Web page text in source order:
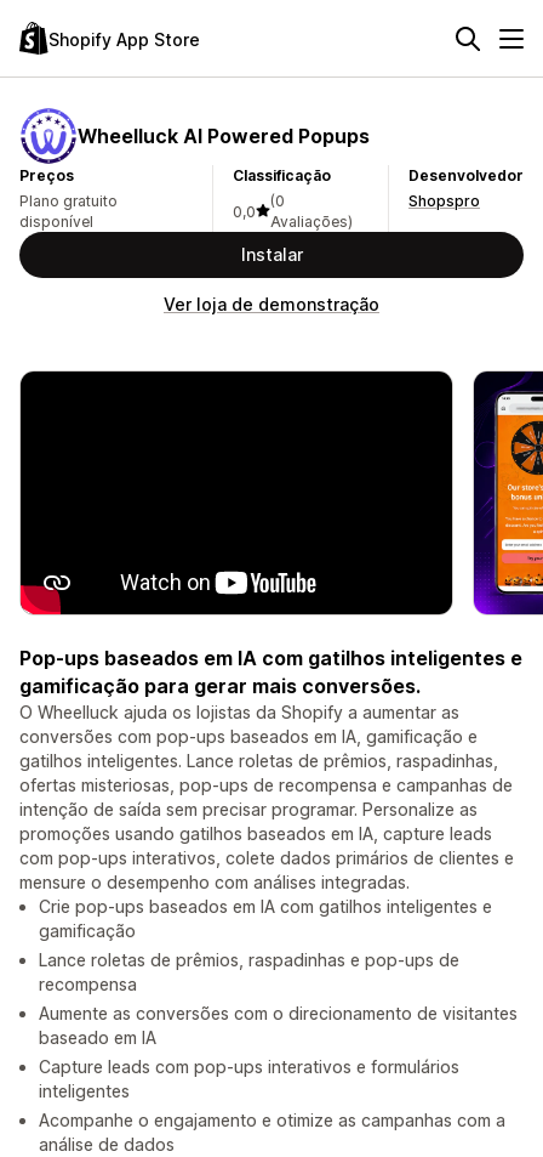
Shopify App Store
Wheelluck AI Powered Popups
Preços
Plano gratuito
disponível
Classificação
0,0
(0
Avaliações)
Desenvolvedor
Shopspro
Instalar
Ver loja de demonstração
Pop-ups baseados em IA com gatilhos inteligentes e
gamificação para gerar mais conversões.
O Wheelluck ajuda os lojistas da Shopify a aumentar as
conversões com pop-ups baseados em IA, gamificação e
gatilhos inteligentes. Lance roletas de prêmios, raspadinhas,
ofertas misteriosas, pop-ups de recompensa e campanhas de
intenção de saída sem precisar programar. Personalize as
promoções usando gatilhos baseados em IA, capture leads
com pop-ups interativos, colete dados primários de clientes e
mensure o desempenho com análises integradas.
Crie pop-ups baseados em IA com gatilhos inteligentes e
gamificação
Lance roletas de prêmios, raspadinhas e pop-ups de
recompensa
Aumente as conversões com o direcionamento de visitantes
baseado em IA
Capture leads com pop-ups interativos e formulários
inteligentes
Acompanhe o engajamento e otimize as campanhas com a
análise de dados